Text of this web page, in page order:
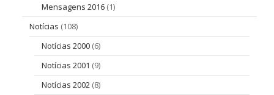
Mensagens 2016 (1)
Notícias (108)
Notícias 2000 (6)
Notícias 2001 (9)
Notícias 2002 (8)